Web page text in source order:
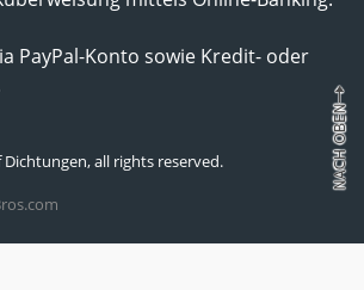
PayPal-Konto sowie Kredit- oder
all rights reserved.